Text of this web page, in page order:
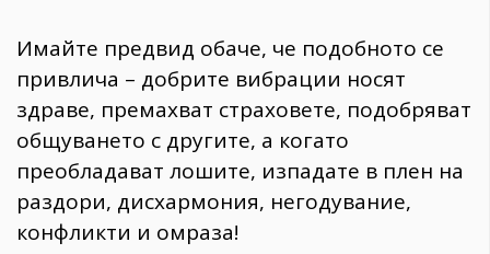
Имайте предвид обаче, че подобното се
привлича – добрите вибрации носят
здраве, премахват страховете, подобряват
общуването с другите, а когато
преобладават лошите, изпадате в плен на
раздори, дисхармония, негодувание,
конфликти и омраза!